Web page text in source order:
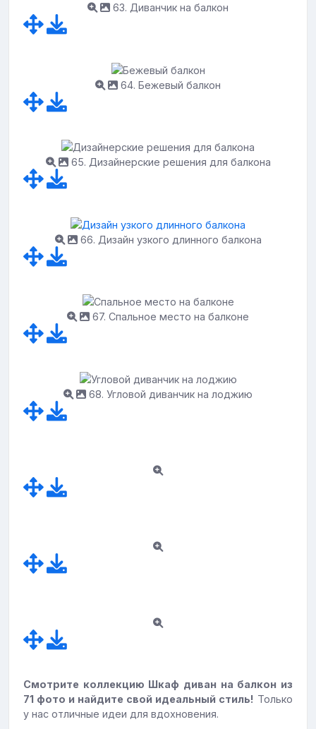
63. Диванчик на балкон
64. Бежевый балкон
65. Дизайнерские решения для балкона
66. Дизайн узкого длинного балкона
67. Спальное место на балконе
68. Угловой диванчик на лоджию
Смотрите коллекцию Шкаф диван на балкон из
71 фото и найдите свой идеальный стиль! Только
у нас отличные идеи для вдохновения.